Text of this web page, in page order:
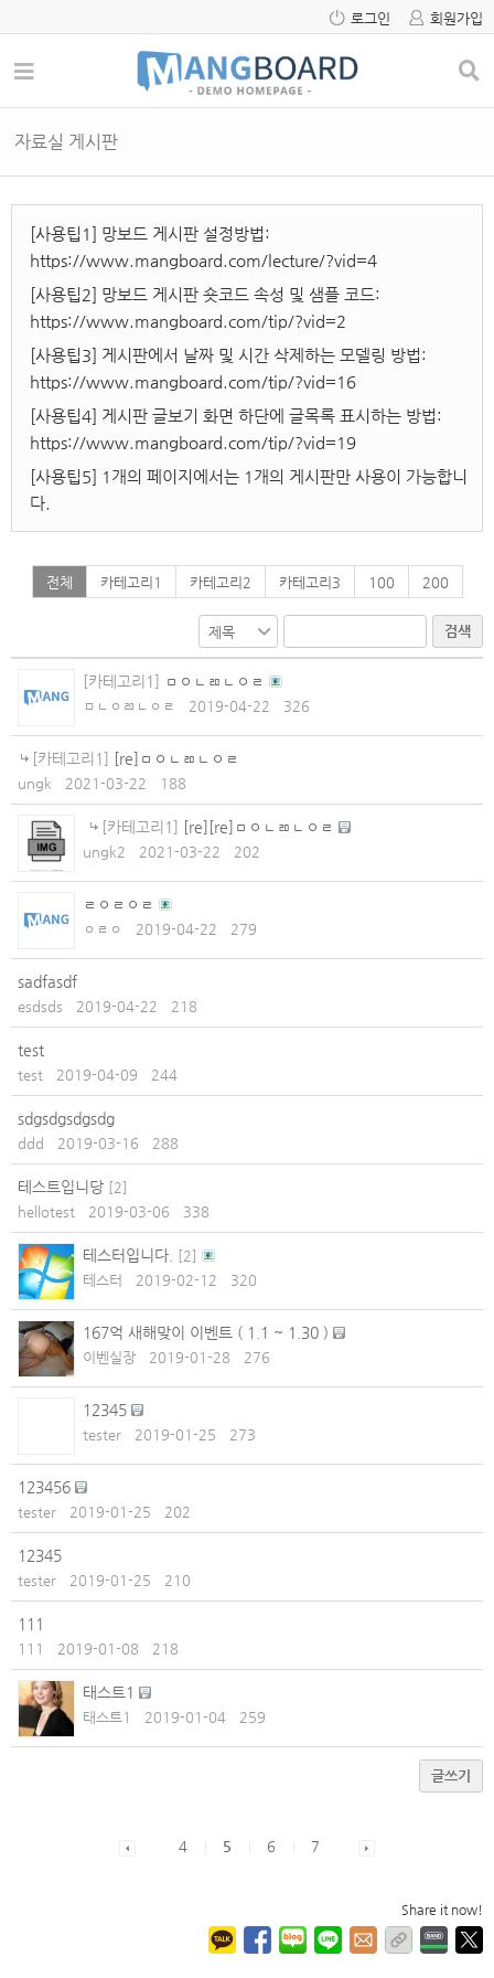
로그인 회원가입
자료실 게시판
[사용팁1] 망보드 게시판 설정방법:
https://www.mangboard.com/lecture/?vid=4
[사용팁2] 망보드 게시판 숏코드 속성 및 샘플 코드:
https://www.mangboard.com/tip/?vid=2
[사용팁3] 게시판에서 날짜 및 시간 삭제하는 모델링 방법:
https://www.mangboard.com/tip/?vid=16
[사용팁4] 게시판 글보기 화면 하단에 글목록 표시하는 방법:
https://www.mangboard.com/tip/?vid=19
[사용팁5] 1개의 페이지에서는 1개의 게시판만 사용이 가능합니
다.
전체 카테고리1 카테고리2 카테고리3 100 200
검색
[카테고리1] ㅁㅇㄴㄻㄴㅇㄹ
ㅁㄴㅇㄻㄴㅇㄹ 2019-04-22 326
[카테고리1] [re]ㅁㅇㄴㄻㄴㅇㄹ
ungk 2021-03-22 188
[카테고리1] [re][re]ㅁㅇㄴㄻㄴㅇㄹ
ungk2 2021-03-22 202
ㄹㅇㄹㅇㄹ
ㅇㄹㅇ 2019-04-22 279
sadfasdf
esdsds 2019-04-22 218
test
test 2019-04-09 244
sdgsdgsdgsdg
ddd 2019-03-16 288
테스트입니당 [2]
hellotest
2019-03-06 338
테스터입니다. [2]
테스터
2019-02-12 320
167억 새해맞이 이벤트 ( 1.1 ~ 1.30 )
이벤실장 2019-01-28 276
12345
tester 2019-01-25 273
123456
tester 2019-01-25 202
12345
tester 2019-01-25 210
111
111 2019-01-08 218
태스트1
태스트1 2019-01-04 259
글쓰기
4 5 6 7
Share it now!